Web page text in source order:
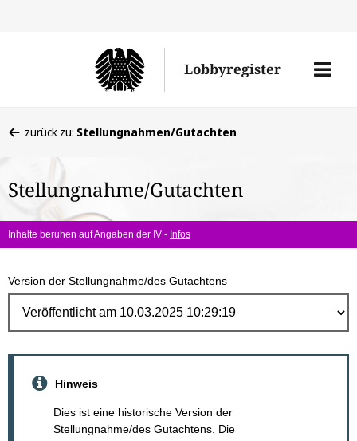
Lobbyregister
Menü
befinden
hier:
zurück zu: Stellungnahmen/Gutachten
Stellungnahme/Gutachten
Inhalte beruhen auf Angaben der IV - Infos
Version der Stellungnahme/des Gutachtens
Hinweis
Dies ist eine historische Version der
Stellungnahme/des Gutachtens. Die